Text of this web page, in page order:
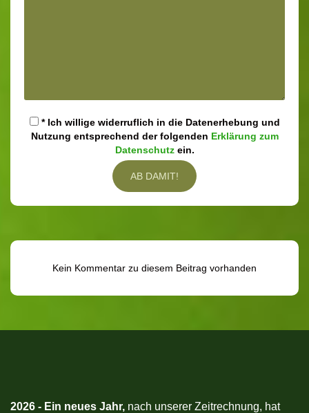
* Ich willige widerruflich in die Datenerhebung und
Nutzung entsprechend der folgenden Erklärung zum
Datenschutzein.
Kein Kommentar zu diesem Beitrag vorhanden
2026 - Ein neues Jahr, nach unserer Zeitrechnung, hat